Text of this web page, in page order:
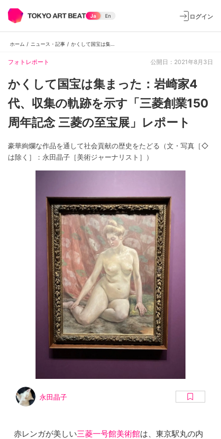
Ja En ログイン
ホーム / ニュース・記事 /
フォトレポート 公開日：2021年8月3日
かくして国宝は集まった：岩崎家4
代、収集の軌跡を示す「三菱創業150
周年記念 三菱の至宝展」レポート
豪華絢爛な作品を通して社会貢献の歴史をたどる（文・写真［◇
は除く］：永田晶子［美術ジャーナリスト］）
永田晶子
赤レンガが美しい三菱一号館美術館は、東京駅丸の内